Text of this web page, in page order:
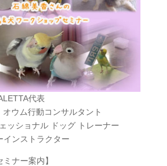
代表
ウム行動コンサルタント
ッショナル ドッグ トレーナー
インストラクター
ミナー案内】